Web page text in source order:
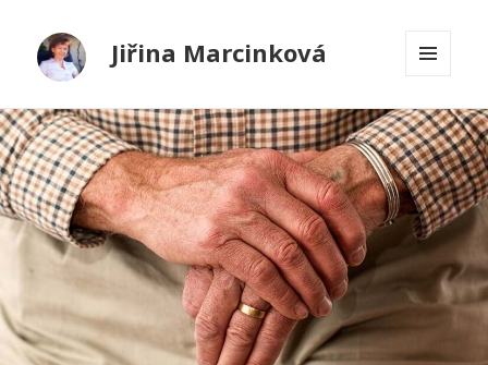
Jiřina Marcinková
WIDGETY